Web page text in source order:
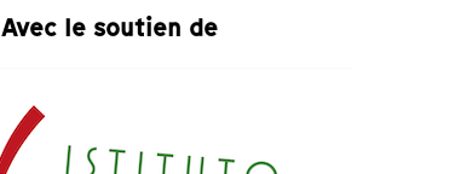
Avec le soutien de